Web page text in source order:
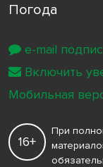
Погода
16+
При
e-mail
Включить
Мобильная